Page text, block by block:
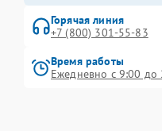
Горячая линия
+7 (800) 301-55-83
Время работы
Ежедневно с 9:00 до